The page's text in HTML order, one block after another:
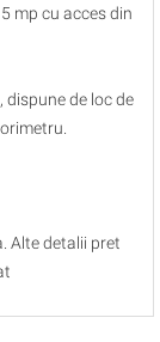
mp cu acces din
dispune de loc de
Alte detalii pret